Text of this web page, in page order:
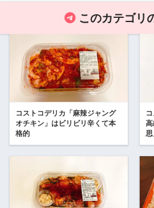
このカテゴリ
コストコデリカ「麻辣ジャング
オチキン」はビリビリ辛くて本
格的
高
思